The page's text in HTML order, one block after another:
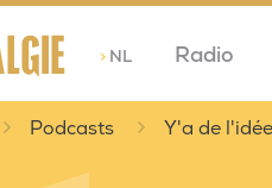
>NL Radio
Podcasts Y'a de l'idée